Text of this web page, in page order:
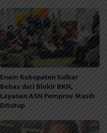
Enam Kabupaten Sulbar
Bebas dari Blokir BKN,
Layanan ASN Pemprov Masih
Ditutup